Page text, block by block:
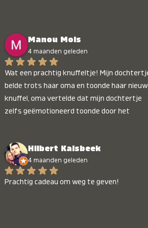
Manou Mols
4 maanden geleden
Wat een prachtig knuffeltje! Mijn
belde trots haar oma en toonde haar
knuffel, oma vertelde dat mijn dochtertje
zelfs geëmotioneerd toonde door het
Hilbert Kalsbeek
4 maanden geleden
Prachtig cadeau om weg te geven!